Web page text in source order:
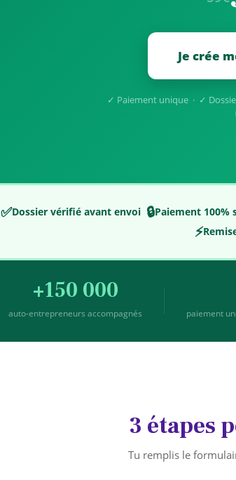
Je crée
✓ Paiement unique · ✓
✅Dossier vérifié avant envoi 🔒Paiement 100%
⚡
+150 000
auto-entrepreneurs accompagnés paiement
3 étapes
Tu remplis le